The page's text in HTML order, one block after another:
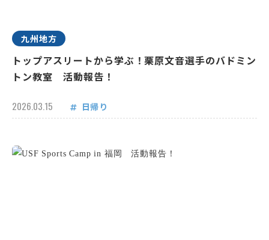
九州地方
トップアスリートから学ぶ！栗原文音選手のバドミン
トン教室 活動報告！
2026.03.15 日帰り